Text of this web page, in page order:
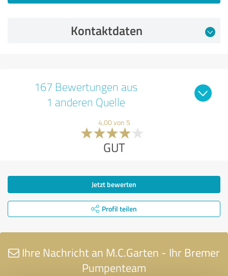
Kontaktdaten
167 Bewertungen aus
1 anderen Quelle
4,00 von 5
GUT
Jetzt bewerten
Profil teilen
Ihre Nachricht an M.C.Garten - Ihr Bremer
Pumpenteam